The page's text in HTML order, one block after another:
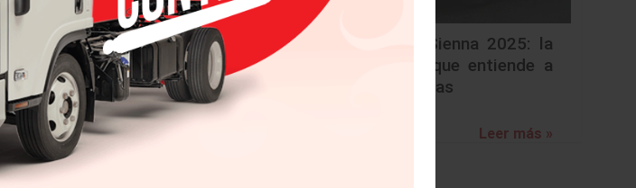
Toyota Sienna 2025: la
minivan que entiende a
las familias
Leer más »